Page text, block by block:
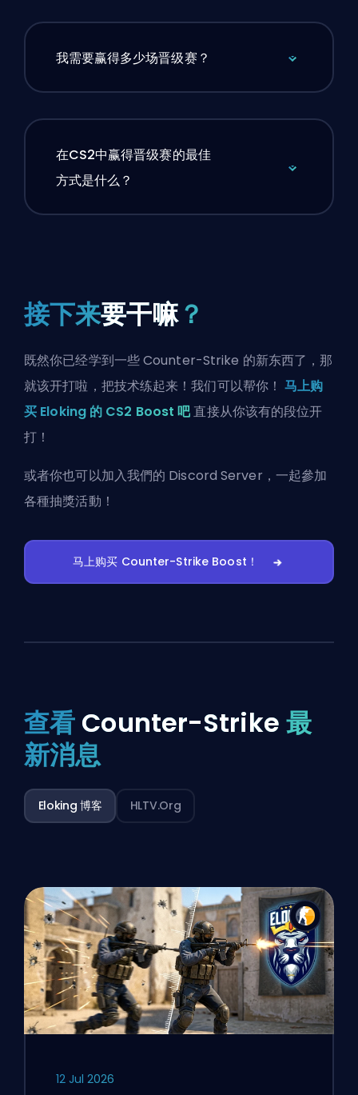
我需要赢得多少场晋级赛？
在CS2中赢得晋级赛的最佳
方式是什么？
接下来要干嘛？
既然你已经学到一些 Counter-Strike 的新东西了，那
就该开打啦，把技术练起来！我们可以帮你！马上购
买 Eloking 的 CS2 Boost 吧直接从你该有的段位开
打！
或者你也可以加入我們的 Discord Server ，一起參加
各種抽獎活動！
马上购买 Counter-Strike Boost！
查看 Counter-Strike 最
新消息
Eloking 博客 HLTV.org
12 Jul 2026